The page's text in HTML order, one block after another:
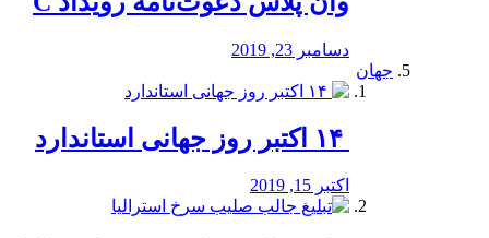
دسامبر 23, 2019
جهان
اکتبر 15, 2019